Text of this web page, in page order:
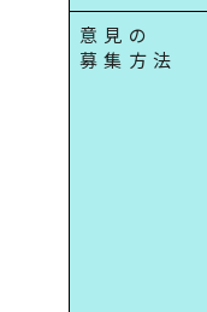
意 見 の
募 集 方 法